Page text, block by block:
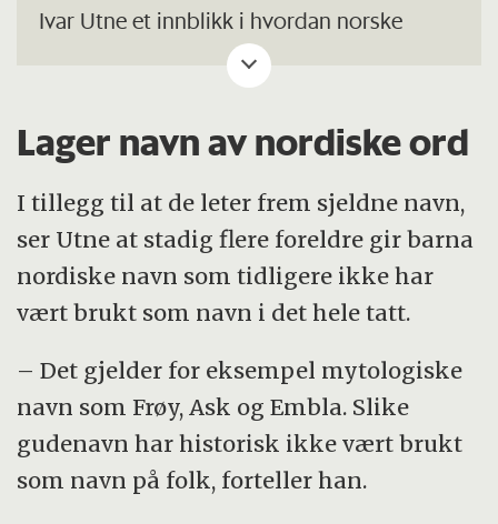
Ivar Utne et innblikk i hvordan norske
foreldre har valgt navn gjennom tidene.
Lager navn av nordiske ord
I tillegg til at de leter frem sjeldne navn,
ser Utne at stadig flere foreldre gir barna
nordiske navn som tidligere ikke har
vært brukt som navn i det hele tatt.
– Det gjelder for eksempel mytologiske
navn som Frøy, Ask og Embla. Slike
gudenavn har historisk ikke vært brukt
som navn på folk, forteller han.